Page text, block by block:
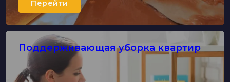
Перейти
Поддерживающая уборка квартир